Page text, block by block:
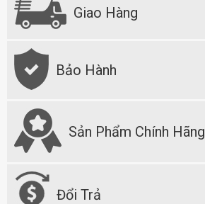
Giao Hàng
Bảo Hành
Sản Phẩm Chính Hãng
Đổi Trả